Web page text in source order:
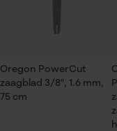
Bouw- en
Product geschikt
Oregon PowerCut
zaagblad 3/8", 1.6 mm,
75 cm